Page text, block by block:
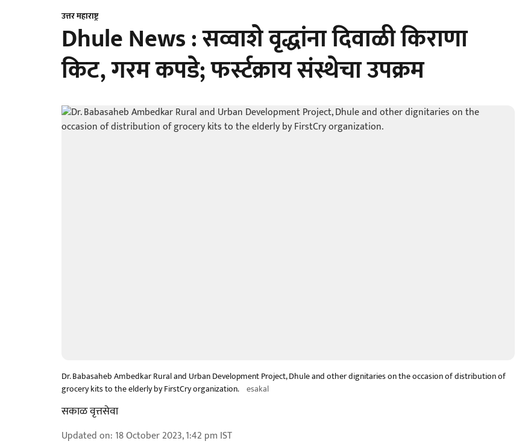
उत्तर महाराष्ट्र
Dhule News : सव्वाशे वृद्धांना दिवाळी किराणा
किट, गरम कपडे; फर्स्टक्राय संस्थेचा उपक्रम
Dr. Babasaheb Ambedkar Rural and Urban Development Project, Dhule and other dignitaries on the occasion of distribution of
grocery kits to the elderly by FirstCry organization. esakal
सकाळ वृत्तसेवा
Updated on: 18 October 2023, 1:42 pm IST